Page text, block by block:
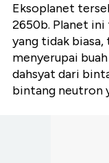
Eksoplanet
2650b. Planet
yang tidak
menyerupai
dahsyat dari
bintang neutron